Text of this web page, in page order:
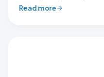
Read more